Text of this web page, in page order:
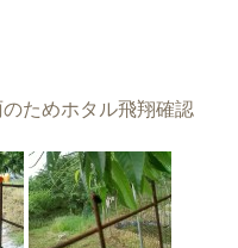
ためホタル飛翔確認